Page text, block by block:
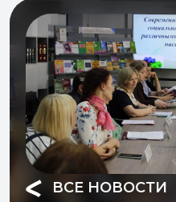
ВСЕ НОВОСТИ